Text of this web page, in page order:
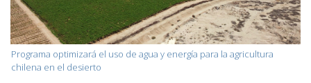
Programa optimizará el uso de agua y energía para la agricultura
chilena en el desierto